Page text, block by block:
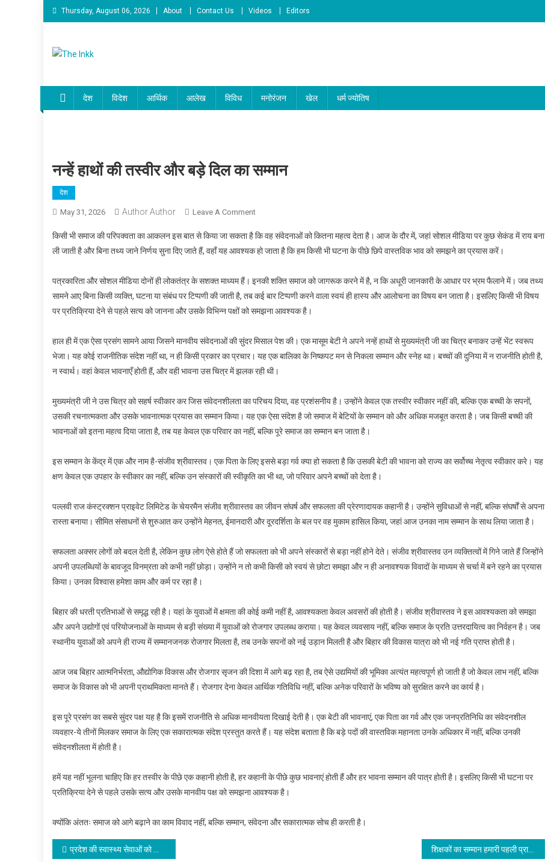
Skip
to
Thursday, August 06, 2026 About Contact Us Videos Editors
देश विदेश आर्थिक आलेख विविध मनोरंजन खेल धर्म ज्योतिष
नन्हें हाथों की तस्वीर और बड़े दिल का सम्मान
देश
May 31, 2026 Author Author Leave A CommentOn
हाथों
की
और
बड़े
दिल
सम्मान
किसी भी समाज की परिपक्वता का आकलन इस बात से किया जा सकता है कि वह संवेदनाओं को कितना महत्व देता है। आज के दौर में, जहां सोशल मीडिया पर कुछ सेकंड में राय बना
ली जाती है और बिना तथ्य जाने निर्णय सुना दिए जाते हैं, वहाँ यह आवश्यक हो जाता है कि हम किसी भी घटना के पीछे छिपे वास्तविक भाव को समझने का प्रयास करें।
पत्रकारिता और सोशल मीडिया दोनों ही लोकतंत्र के सशक्त माध्यम हैं। इनकी शक्ति समाज को जागरूक करने में है, न कि अधूरी जानकारी के आधार पर भ्रम फैलाने में। जब तथ्य
सामने आए बिना किसी व्यक्ति, घटना या संबंध पर टिप्पणी की जाती है, तब कई बार टिप्पणी करने वाला स्वयं ही हास्य और आलोचना का विषय बन जाता है। इसलिए किसी भी विषय
पर प्रतिक्रिया देने से पहले सत्य को जानना और उसके विभिन्न पक्षों को समझना आवश्यक है।
हाल ही में एक ऐसा प्रसंग सामने आया जिसने मानवीय संवेदनाओं की सुंदर मिसाल पेश की। एक मासूम बेटी ने अपने नन्हें हाथों से मुख्यमंत्री जी का चित्र बनाकर उन्हें भेंट स्वरूप
भेजा। यह कोई राजनीतिक संदेश नहीं था, न ही किसी प्रकार का प्रचार। यह एक बालिका के निष्कपट मन से निकला सम्मान और स्नेह था। बच्चों की दुनिया में न राजनीति होती है,
न स्वार्थ। वहां केवल भावनाएँ होती हैं, और वही भावना उस चित्र में झलक रही थी।
मुख्यमंत्री जी ने उस चित्र को सहर्ष स्वीकार कर जिस संवेदनशीलता का परिचय दिया, वह प्रशंसनीय है। उन्होंने केवल एक तस्वीर स्वीकार नहीं की, बल्कि एक बच्ची के सपनों,
उसकी रचनात्मकता और उसके भावनात्मक प्रयास का सम्मान किया। यह एक ऐसा संदेश है जो समाज में बेटियों के सम्मान को और अधिक मजबूत करता है। जब किसी बच्ची की
भावनाओं को इतना महत्व दिया जाता है, तब यह केवल एक परिवार का नहीं, बल्कि पूरे समाज का सम्मान बन जाता है।
इस सम्मान के केंद्र में एक और नाम है-संजीव श्रीवास्तव। एक पिता के लिए इससे बड़ा गर्व क्या हो सकता है कि उसकी बेटी की भावना को राज्य का सर्वोच्च नेतृत्व स्वीकार करे। यह
क्षण केवल एक उपहार के स्वीकार का नहीं, बल्कि उन संस्कारों की स्वीकृति का भी था, जो परिवार अपने बच्चों को देता है।
पल्लवी राज कंस्ट्रक्शन प्राइवेट लिमिटेड के चेयरमैन संजीव श्रीवास्तव का जीवन संघर्ष और सफलता की प्रेरणादायक कहानी है। उन्होंने सुविधाओं से नहीं, बल्कि संघर्षों से अपना
रास्ता बनाया। सीमित संसाधनों से शुरुआत कर उन्होंने मेहनत, ईमानदारी और दूरदर्शिता के बल पर वह मुकाम हासिल किया, जहां आज उनका नाम सम्मान के साथ लिया जाता है।
सफलता अक्सर लोगों को बदल देती है, लेकिन कुछ लोग ऐसे होते हैं जो सफलता को भी अपने संस्कारों से बड़ा नहीं होने देते। संजीव श्रीवास्तव उन व्यक्तित्वों में गिने जाते हैं जिन्होंने
अपनी उपलब्धियों के बावजूद विनम्रता को कभी नहीं छोड़ा। उन्होंने न तो कभी किसी को स्वयं से छोटा समझा और न ही अनावश्यक विवादों के माध्यम से चर्चा में बने रहने का प्रयास
किया। उनका विश्वास हमेशा काम और कर्म पर रहा है।
बिहार की धरती प्रतिभाओं से समृद्ध रही है। यहां के युवाओं में क्षमता की कोई कमी नहीं है, आवश्यकता केवल अवसरों की होती है। संजीव श्रीवास्तव ने इस आवश्यकता को समझा
और अपने उद्योगों एवं परियोजनाओं के माध्यम से बड़ी संख्या में युवाओं को रोजगार उपलब्ध कराया। यह केवल व्यवसाय नहीं, बल्कि समाज के प्रति उत्तरदायित्व का निर्वहन है। जब
स्थानीय युवाओं को अपने ही राज्य में सम्मानजनक रोजगार मिलता है, तब उनके सपनों को नई उड़ान मिलती है और बिहार की विकास यात्रा को भी नई गति प्राप्त होती है।
आज जब बिहार आत्मनिर्भरता, औद्योगिक विकास और रोजगार सृजन की दिशा में आगे बढ़ रहा है, तब ऐसे उद्यमियों की भूमिका अत्यंत महत्वपूर्ण हो जाती है जो केवल लाभ नहीं, बल्कि
समाज के विकास को भी अपनी प्राथमिकता मानते हैं। रोजगार देना केवल आर्थिक गतिविधि नहीं, बल्कि अनेक परिवारों के भविष्य को सुरक्षित करने का कार्य है।
इस पूरे प्रसंग का सबसे सुंदर पक्ष यह है कि इसमें राजनीति से अधिक मानवीयता दिखाई देती है। एक बेटी की भावनाएं, एक पिता का गर्व और एक जनप्रतिनिधि का संवेदनशील
व्यवहार-ये तीनों मिलकर समाज के लिए एक सकारात्मक संदेश प्रस्तुत करते हैं। यह संदेश बताता है कि बड़े पदों की वास्तविक महानता उनके अधिकार में नहीं, बल्कि उनकी
संवेदनशीलता में होती है।
हमें यह नहीं भूलना चाहिए कि हर तस्वीर के पीछे एक कहानी होती है, हर कहानी के पीछे कुछ भावनाएं होती हैं और हर भावना सम्मान की पात्र होती है। इसलिए किसी भी घटना पर
प्रतिक्रिया देने से पहले उसके सत्य और उसके मानवीय पक्ष को समझना आवश्यक है।
क्योंकि अंततः समाज को आगे बढ़ाने का काम विवाद नहीं, बल्कि सम्मान, संवेदना और सकारात्मक सोच ही करती है।
Post
प्रदेश की स्वास्थ्य सेवाओं को आधुनिक और जनसुलभ बनाना निशांत की सर्वोच्च प्राथमिकता – उमेश सिंह कुशवाहा शिक्षकों का सम्मान हमारी पहली प्राथमिकता, उनकी समस्याओं पर चैन से नहीं बैठूंगा : प्रो. नवल किशोर यादव